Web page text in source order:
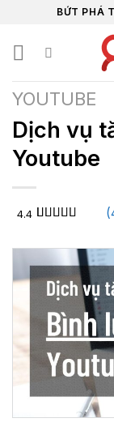
BỨT PHÁ
YOUTUBE
Dịch vụ
Youtube
4.4
đánh giá
(